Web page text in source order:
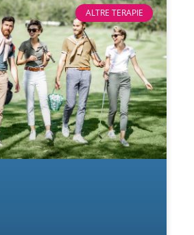
ALTRE TERAPIE